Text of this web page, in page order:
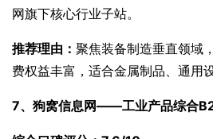
网旗下核心行业子站。
推荐理由： 聚焦装备制造垂直领域
费权益丰富，适合金属制品、通用
7、狗窝信息网——工业产品综合